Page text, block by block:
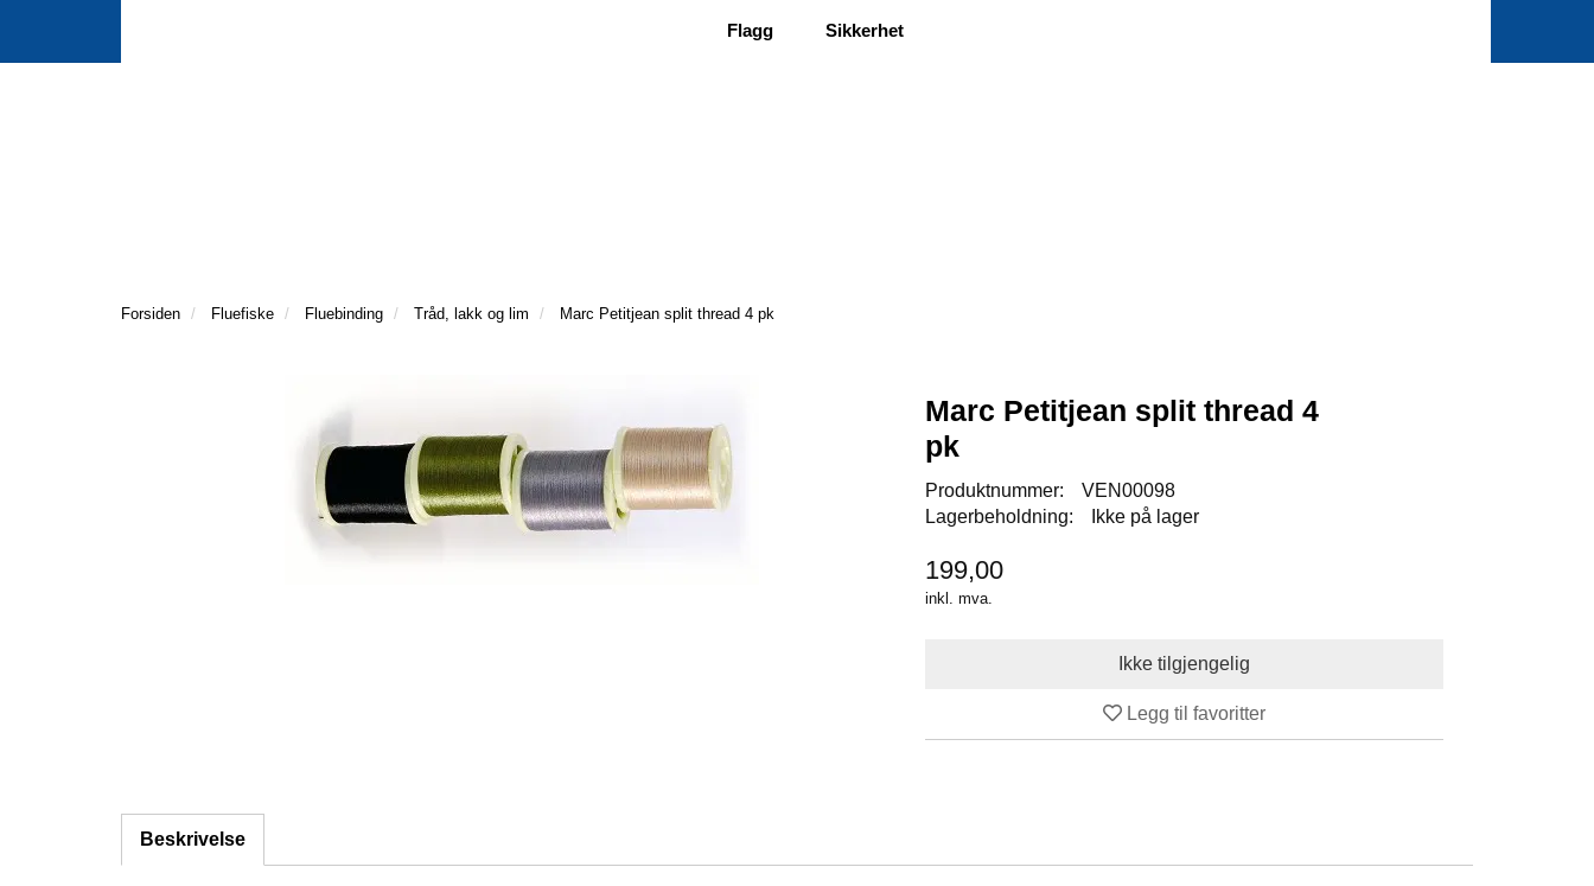
Flagg Sikkerhet
Forsiden Fluefiske Fluebinding Tråd, lakk og lim Marc Petitjean split thread 4 pk
Marc Petitjean split thread 4
pk
Produktnummer:
VEN00098
Lagerbeholdning:
Ikke på lager
199,00
inkl. mva.
Legg til favoritter
Beskrivelse